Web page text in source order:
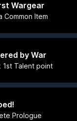
Wargear
Common Item
by War
1st Talent point
Prologue